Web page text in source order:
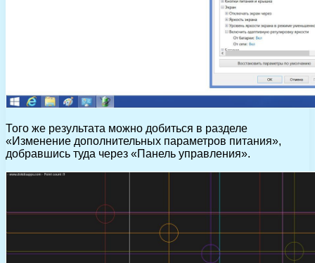
Того же результата можно добиться в разделе
«Изменение дополнительных параметров питания»,
добравшись туда через «Панель управления».